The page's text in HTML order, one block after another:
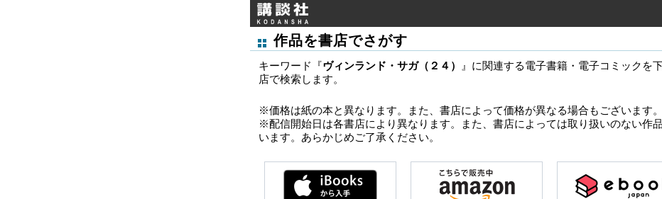
作品を書店でさがす
キーワード『ヴィンランド・サガ（２４）
』に関連する電子書籍・電子コミックを
店で検索します。
※価格は紙の本と異なります。また、書店によって価格が異なる場合もございます。
※配信開始日は各書店により異なります。また、書店によっては取り扱いのない作
います。あらかじめご了承ください。